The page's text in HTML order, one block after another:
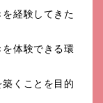
経験してきた
体験できる環
くことを目的